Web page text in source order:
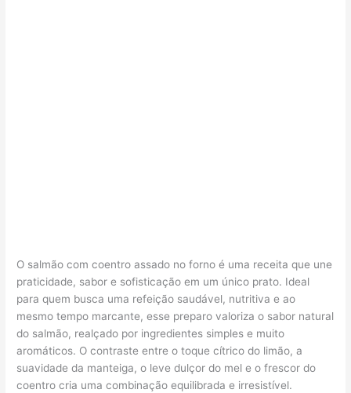
O salmão com coentro assado no forno é uma receita que une
praticidade, sabor e sofisticação em um único prato. Ideal
para quem busca uma refeição saudável, nutritiva e ao
mesmo tempo marcante, esse preparo valoriza o sabor natural
do salmão, realçado por ingredientes simples e muito
aromáticos. O contraste entre o toque cítrico do limão, a
suavidade da manteiga, o leve dulçor do mel e o frescor do
coentro cria uma combinação equilibrada e irresistível.